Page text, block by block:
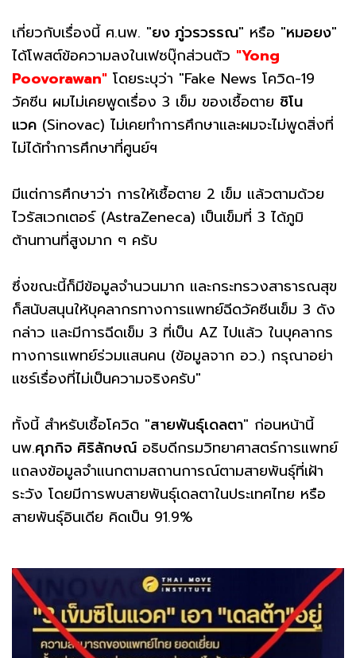
เกี่ยวกับเรื่องนี้ ศ.นพ. "ยง ภู่วรวรรณ" หรือ "หมอยง"
ได้โพสต์ข้อความลงในเฟซบุ๊กส่วนตัว "Yong
Poovorawan" โดยระบุว่า "Fake News โควิด-19
วัคซีน ผมไม่เคยพูดเรื่อง 3 เข็ม ของเชื้อตาย ซิโน
แวค (Sinovac) ไม่เคยทำการศึกษาและผมจะไม่พูดสิ่งที่
ไม่ได้ทำการศึกษาที่ศูนย์ฯ
มีแต่การศึกษาว่า การให้เชื้อตาย 2 เข็ม แล้วตามด้วย
ไวรัสเวกเตอร์ (AstraZeneca) เป็นเข็มที่ 3 ได้ภูมิ
ต้านทานที่สูงมาก ๆ ครับ
ซึ่งขณะนี้ก็มีข้อมูลจำนวนมาก และกระทรวงสาธารณสุข
ก็สนับสนุนให้บุคลากรทางการแพทย์ฉีดวัคซีนเข็ม 3 ดัง
กล่าว และมีการฉีดเข็ม 3 ที่เป็น AZ ไปแล้ว ในบุคลากร
ทางการแพทย์ร่วมแสนคน (ข้อมูลจาก อว.) กรุณาอย่า
แชร์เรื่องที่ไม่เป็นความจริงครับ"
ทั้งนี้ สำหรับเชื้อโควิด "สายพันธุ์เดลตา" ก่อนหน้านี้
นพ.ศุภกิจ ศิริลักษณ์ อธิบดีกรมวิทยาศาสตร์การแพทย์
แถลงข้อมูลจำแนกตามสถานการณ์ตามสายพันธุ์ที่เฝ้า
ระวัง โดยมีการพบสายพันธุ์เดลตาในประเทศไทย หรือ
สายพันธุ์อินเดีย คิดเป็น 91.9%